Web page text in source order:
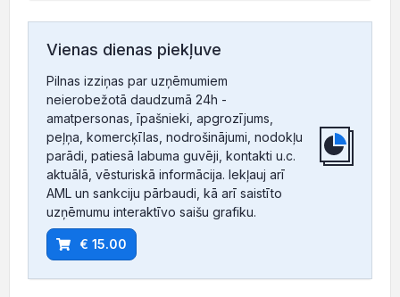
Vienas dienas piekļuve
Pilnas izziņas par uzņēmumiem
neierobežotā daudzumā 24h -
amatpersonas, īpašnieki, apgrozījums,
peļņa, komercķīlas, nodrošinājumi, nodokļu
parādi, patiesā labuma guvēji, kontakti u.c.
aktuālā, vēsturiskā informācija. Iekļauj arī
AML un sankciju pārbaudi, kā arī saistīto
uzņēmumu interaktīvo saišu grafiku.
€ 15.00